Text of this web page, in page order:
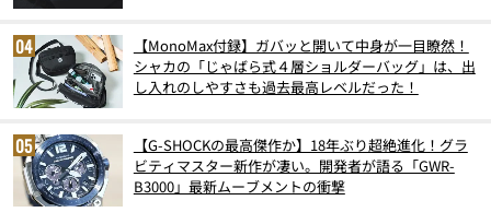
【MonoMax付録】ガバッと開いて中身が一目瞭然！
シャカの「じゃばら式４層ショルダーバッグ」は、出
し入れのしやすさも過去最高レベルだった！
【G-SHOCKの最高傑作か】18年ぶり超絶進化！グラ
ビティマスター新作が凄い。開発者が語る「GWR-
B3000」最新ムーブメントの衝撃